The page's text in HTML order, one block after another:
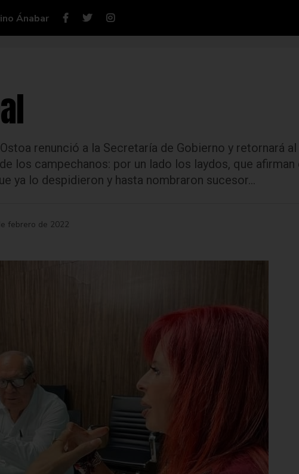
Ánabar
renunció a la Secretaría de Gobierno y retornará
los campechanos: por un lado los laydos, que
ya lo despidieron y hasta nombraron sucesor…
febrero de 2022